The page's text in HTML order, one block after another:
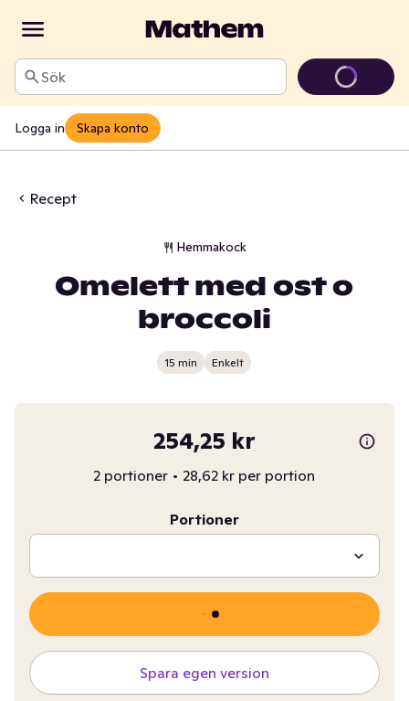
Sök
Logga in Skapa konto
Recept
Hemmakock
Omelett med ost o
broccoli
15 min Enkelt
254,25 kr
2 portioner • 28,62 kr per portion
Portioner
Spara egen version